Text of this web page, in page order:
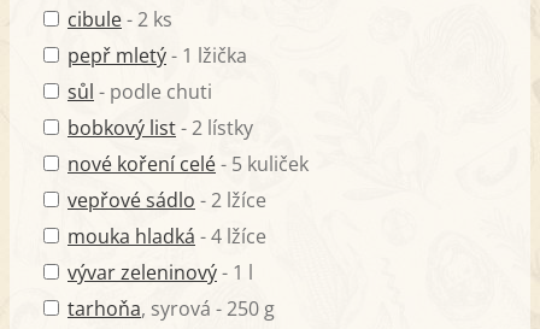
cibule- 2 ks
pepř mletý- 1 lžička
sůl - podle chuti
bobkový list- 2 lístky
nové koření celé- 5 kuliček
vepřové sádlo - 2 lžíce
mouka hladká - 4 lžíce
vývar zeleninový- 1 l
tarhoňa, syrová - 250 g